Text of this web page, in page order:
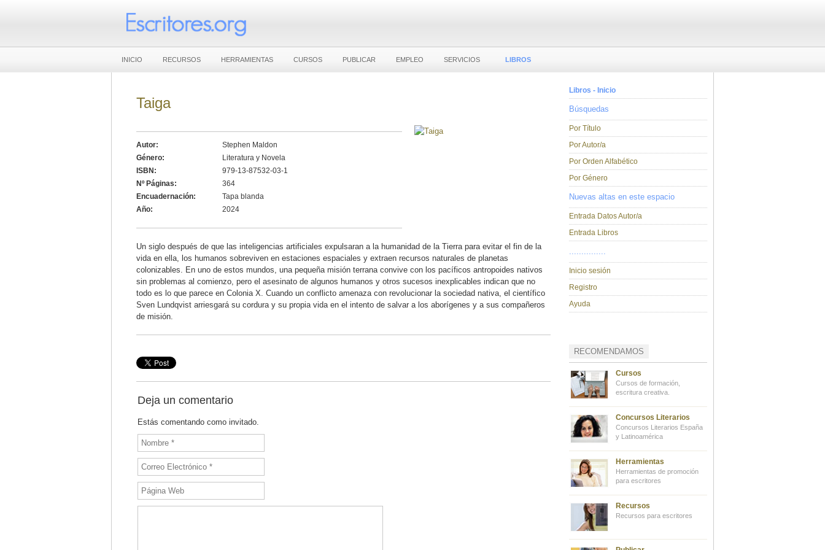
INICIO RECURSOS HERRAMIENTAS CURSOS PUBLICAR EMPLEO SERVICIOS LIBROS
Taiga
Autor:
Stephen Maldon
Género:
Literatura y Novela
ISBN:
979-13-87532-03-1
Nº Páginas:
364
Encuadernación:
Tapa blanda
Año:
2024
Un siglo después de que las inteligencias artificiales expulsaran a la humanidad de la Tierra para evitar el fin de la
vida en ella, los humanos sobreviven en estaciones espaciales y extraen recursos naturales de planetas
colonizables. En uno de estos mundos, una pequeña misión terrana convive con los pacíficos antropoides nativos
sin problemas al comienzo, pero el asesinato de algunos humanos y otros sucesos inexplicables indican que no
todo es lo que parece en Colonia X. Cuando un conflicto amenaza con revolucionar la sociedad nativa, el científico
Sven Lundqvist arriesgará su cordura y su propia vida en el intento de salvar a los aborígenes y a sus compañeros
de misión.
Deja un comentario
Estás comentando como invitado.
Libros - Inicio
Búsquedas
Por Título
Por Autor/a
Por Orden Alfabético
Por Género
Nuevas altas en este espacio
Entrada Datos Autor/a
Entrada Libros
...............
Inicio sesión
Registro
Ayuda
RECOMENDAMOS
Cursos
Cursos de formación,
escritura creativa.
Concursos Literarios
Concursos Literarios España
y Latinoamérica
Herramientas
Herramientas de promoción
para escritores
Recursos
Recursos para escritores